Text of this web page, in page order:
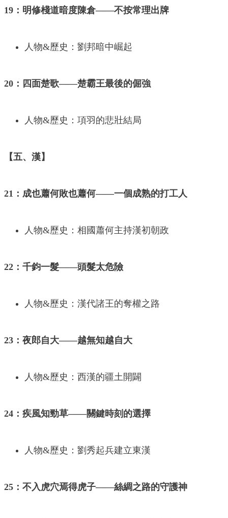
19：明修棧道暗度陳倉——不按常理出牌
人物&歷史：劉邦暗中崛起
20：四面楚歌——楚霸王最後的倔強
人物&歷史：項羽的悲壯結局
【五、漢】
21：成也蕭何敗也蕭何——一個成熟的打工人
人物&歷史：相國蕭何主持漢初朝政
22：千鈞一髮——頭髮太危險
人物&歷史：漢代諸王的奪權之路
23：夜郎自大——越無知越自大
人物&歷史：西漢的疆土開闢
24：疾風知勁草——關鍵時刻的選擇
人物&歷史：劉秀起兵建立東漢
25：不入虎穴焉得虎子——絲綢之路的守護神